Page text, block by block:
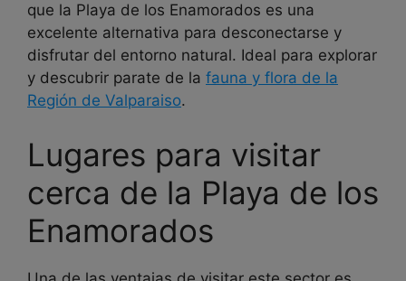
que la Playa de los Enamorados es una
excelente alternativa para desconectarse y
disfrutar del entorno natural. Ideal para explorar
y descubrir parate de la fauna y flora de la
Región de Valparaiso.
Lugares para visitar
cerca de la Playa de los
Enamorados